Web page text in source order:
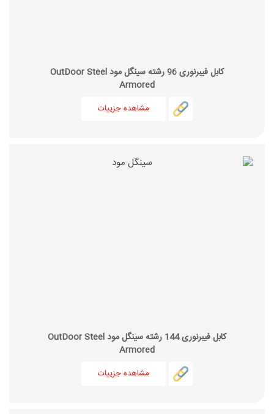
کابل فیبرنوری 96 رشته سینگل مود OutDoor Steel
Armored
مشاهده جزییات
کابل فیبرنوری 144 رشته سینگل مود OutDoor Steel
Armored
مشاهده جزییات